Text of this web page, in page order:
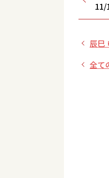
11/
辰巳
全て